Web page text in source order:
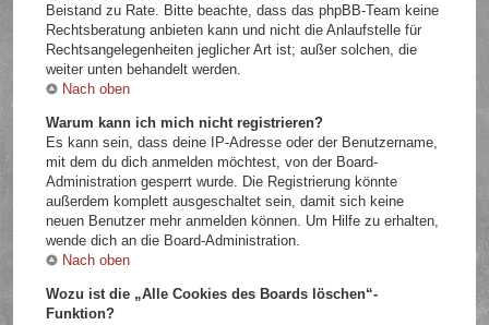
Beistand zu Rate. Bitte beachte, dass das phpBB-Team keine
Rechtsberatung anbieten kann und nicht die Anlaufstelle für
Rechtsangelegenheiten jeglicher Art ist; außer solchen, die
weiter unten behandelt werden.
Nach oben
Warum kann ich mich nicht registrieren?
Es kann sein, dass deine IP-Adresse oder der Benutzername,
mit dem du dich anmelden möchtest, von der Board-
Administration gesperrt wurde. Die Registrierung könnte
außerdem komplett ausgeschaltet sein, damit sich keine
neuen Benutzer mehr anmelden können. Um Hilfe zu erhalten,
wende dich an die Board-Administration.
Nach oben
Wozu ist die „Alle Cookies des Boards löschen“-
Funktion?